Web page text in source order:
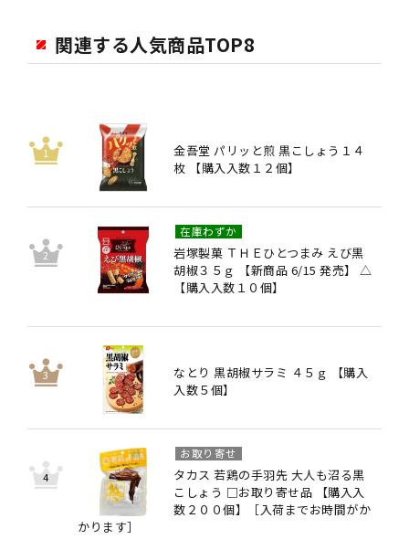
関連する人気商品TOP8
金吾堂 パリッと煎 黒こしょう１４
枚 【購入入数１２個】
岩塚製菓 ＴＨＥひとつまみ えび黒
胡椒３５ｇ 【新商品 6/15 発売】 △
【購入入数１０個】
在庫わずか
なとり 黒胡椒サラミ ４５ｇ 【購入
入数５個】
タカス 若鶏の手羽先 大人も沼る黒
こしょう □お取り寄せ品 【購入入
数２００個】［入荷までお時間がか
かります］
お取り寄せ